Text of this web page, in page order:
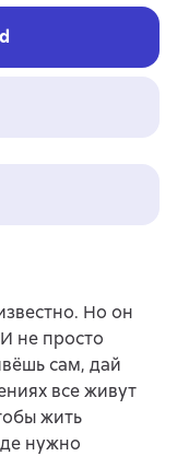
Но он
не просто
сам, дай
все живут
жить
нужно